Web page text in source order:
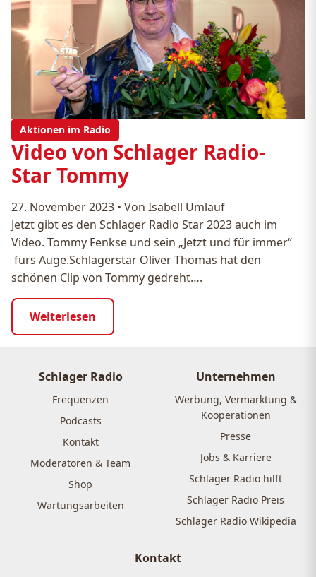
Aktionen im Radio
Video von Schlager Radio-
Star Tommy
27. November 2023 • Von Isabell Umlauf
Jetzt gibt es den Schlager Radio Star 2023 auch im
Video. Tommy Fenkse und sein „Jetzt und für immer“
fürs Auge.Schlagerstar Oliver Thomas hat den
schönen Clip von Tommy gedreht….
Weiterlesen
Schlager Radio
Frequenzen
Podcasts
Kontakt
Moderatoren & Team
Shop
Wartungsarbeiten
Unternehmen
Werbung, Vermarktung &
Kooperationen
Presse
Jobs & Karriere
Schlager Radio hilft
Schlager Radio Preis
Schlager Radio Wikipedia
Kontakt